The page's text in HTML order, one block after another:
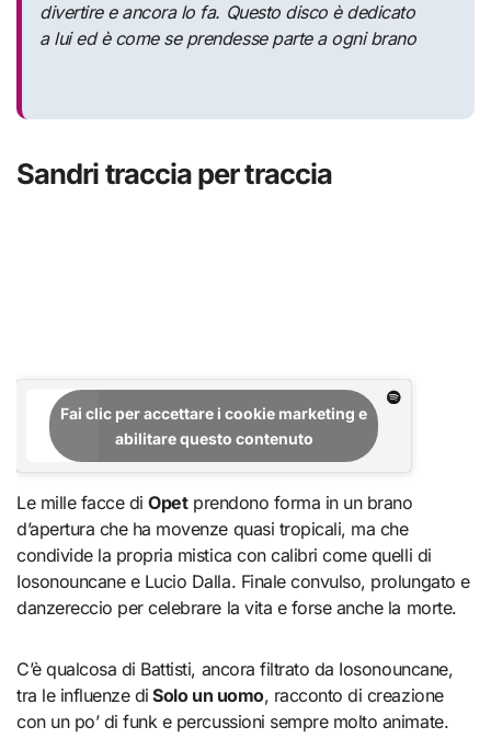
divertire e ancora lo fa. Questo disco è dedicato
a lui ed è come se prendesse parte a ogni brano
Sandri traccia per traccia
Fai clic per accettare i cookie marketing e
abilitare questo contenuto
Le mille facce diOpetprendono forma in un brano
d’apertura che ha movenze quasi tropicali, ma che
condivide la propria mistica con calibri come quelli di
Iosonouncane e Lucio Dalla. Finale convulso, prolungato e
danzereccio per celebrare la vita e forse anche la morte.
C’è qualcosa di Battisti, ancora filtrato da Iosonouncane,
tra le influenze di Solo un uomo, racconto di creazione
con un po’ di funk e percussioni sempre molto animate.